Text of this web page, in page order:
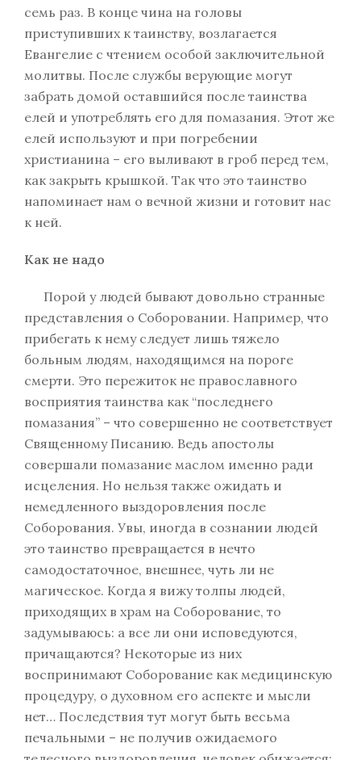
семь раз. В конце чина на головы
приступивших к таинству, возлагается
Евангелие с чтением особой заключительной
молитвы. После службы верующие могут
забрать домой оставшийся после таинства
елей и употреблять его для помазания. Этот же
елей используют и при погребении
христианина – его выливают в гроб перед тем,
как закрыть крышкой. Так что это таинство
напоминает нам о вечной жизни и готовит нас
к ней.
Как не надо
Порой у людей бывают довольно странные
представления о Соборовании. Например, что
прибегать к нему следует лишь тяжело
больным людям, находящимся на пороге
смерти. Это пережиток не православного
восприятия таинства как “последнего
помазания” – что совершенно не соответствует
Священному Писанию. Ведь апостолы
совершали помазание маслом именно ради
исцеления. Но нельзя также ожидать и
немедленного выздоровления после
Соборования. Увы, иногда в сознании людей
это таинство превращается в нечто
самодостаточное, внешнее, чуть ли не
магическое. Когда я вижу толпы людей,
приходящих в храм на Соборование, то
задумываюсь: а все ли они исповедуются,
причащаются? Некоторые из них
воспринимают Соборование как медицинскую
процедуру, о духовном его аспекте и мысли
нет… Последствия тут могут быть весьма
печальными – не получив ожидаемого